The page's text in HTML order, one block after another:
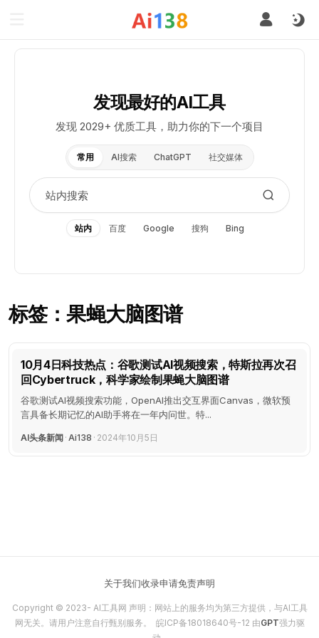
发现最好的AI工具
发现 2029+ 优质工具，助力你的下一个项目
常用 AI搜索 ChatGPT 社交媒体
站内 百度 Google 搜狗 Bing
标签：果蝇大脑图谱
10月4日科技热点：谷歌测试AI视频搜索，特斯拉再次召
回Cybertruck，科学家绘制果蝇大脑图谱
谷歌测试AI视频搜索功能，OpenAI推出交互界面Canvas，微软预
言具备长期记忆的AI助手将在一年内问世。特...
AI头条新闻 · Ai138 · 2024年10月5日
关于我们收录申请免责声明
Copyright © 2023- AI工具网 声明：网站上的服务均为第三方提供，与AI工具
网无关。请用户注意自行甄别服务。 皖ICP备18018640号-12 由GPT强力驱